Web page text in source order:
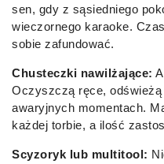
sen, gdy z sąsiedniego
wieczornego karaoke.
sobie zafundować.
Chusteczki nawilżające:
Oczyszczą ręce,
awaryjnych momentach.
każdej torbie, a ilość
Scyzoryk lub multitool: